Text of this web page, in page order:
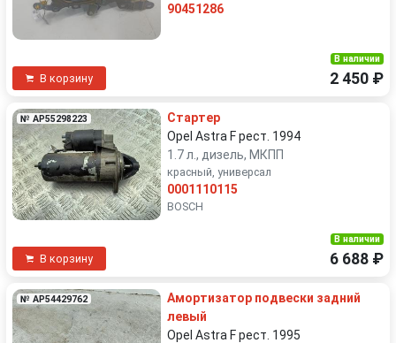
90451286
В корзину
В наличии
2 450 ₽
№ AP55298223
Стартер
Opel Astra F рест. 1994
1.7 л., дизель, МКПП
красный, универсал
0001110115
BOSCH
В корзину
В наличии
6 688 ₽
№ AP54429762
Амортизатор подвески задний
левый
Opel Astra F рест. 1995